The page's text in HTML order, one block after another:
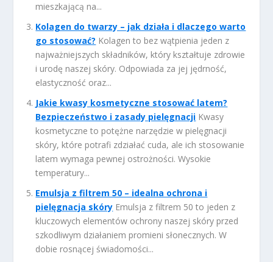
mieszkającą na...
Kolagen do twarzy – jak działa i dlaczego warto
go stosować? Kolagen to bez wątpienia jeden z
najważniejszych składników, który kształtuje zdrowie
i urodę naszej skóry. Odpowiada za jej jędrność,
elastyczność oraz...
Jakie kwasy kosmetyczne stosować latem?
Bezpieczeństwo i zasady pielęgnacji Kwasy
kosmetyczne to potężne narzędzie w pielęgnacji
skóry, które potrafi zdziałać cuda, ale ich stosowanie
latem wymaga pewnej ostrożności. Wysokie
temperatury...
Emulsja z filtrem 50 – idealna ochrona i
pielęgnacja skóry Emulsja z filtrem 50 to jeden z
kluczowych elementów ochrony naszej skóry przed
szkodliwym działaniem promieni słonecznych. W
dobie rosnącej świadomości...